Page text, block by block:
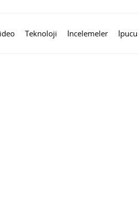
Teknoloji İncelemeler İpucu